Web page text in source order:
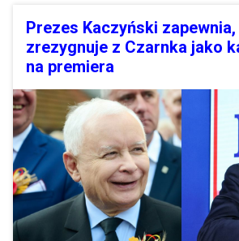
Prezes Kaczyński zapewnia,
zrezygnuje z Czarnka jako
na premiera